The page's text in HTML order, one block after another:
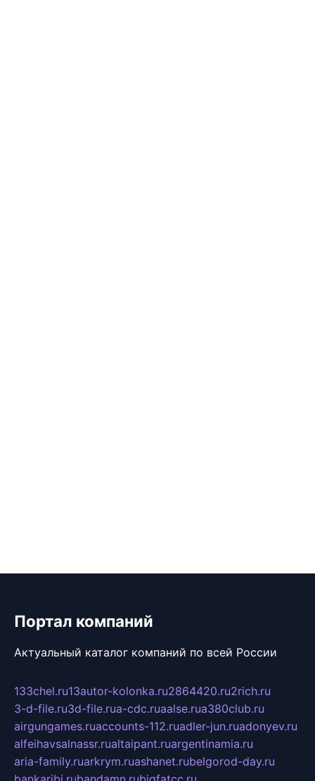
Портал компаний
Актуальный каталог компаний по всей России
133chel.ru13autor-kolonka.ru2864420.ru2rich.ru
3-d-file.ru3d-file.rua-cdc.ruaalse.rua380club.ru
airgungames.ruaccounts-112.ruadler-jun.ruadonyev.ru
alfeihavsalnassr.rualtaipant.ruargentinamia.ru
aria-family.ruarkrym.ruashanet.rubelgorod-day.ru